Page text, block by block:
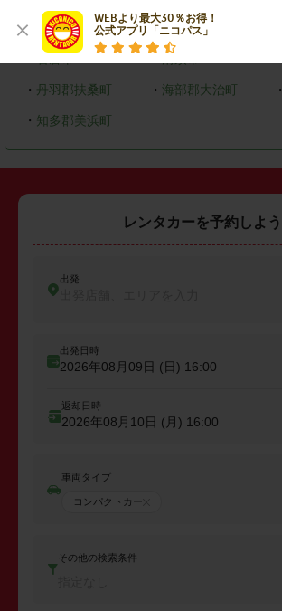
WEBより最大30％お得！
公式アプリ「ニコパス」
・ 大府市 ・知多市
・ 丹羽郡扶桑町 ・ 海部郡大治町 ・
・ 知多郡美浜町
レンタカーを予約しよう
出発
出発日時
2026年08月09日 (日) 16:00
返却日時
2026年08月10日 (月) 16:00
車両タイプ
コンパクトカー
その他の検索条件